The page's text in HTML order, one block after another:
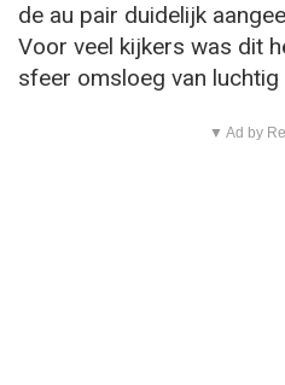
de au pair duidelijk
Voor veel kijkers was dit
sfeer omsloeg van luchtig
▼ Ad by